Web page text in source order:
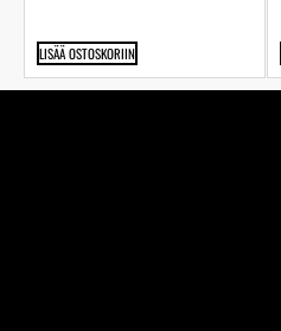
LISÄÄ OSTOSKORIIN